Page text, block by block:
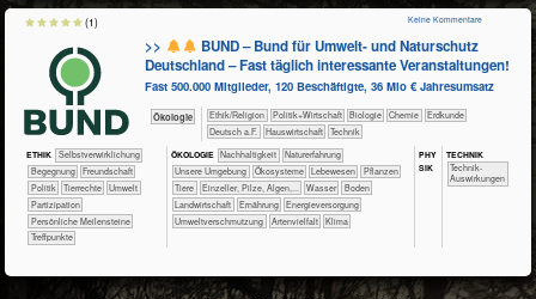
>>
BUND – Bund für Umwelt- und Naturschutz
Deutschland – Fast täglich interessante Veranstaltungen!
Fast 500.000 Mitglieder, 120 Beschäftigte, 36 Mio € Jahresumsatz
​​​​​​​Ökologie ​​​​​​​​​​Ethik/​Religion ​​​​​​​​​Politik+​Wirtschaft ​​​​​​​Biologie ​​​​​Chemie
​​​​​Erdkunde
​​​Deutsch a.F.
​Haus­wirtschaft
​Technik
ETHIK ​​​​​​​​​​​​​​​​​​​​​​​​​​​​​​​​​​​​​​​​Selbst­verwirklichung
​​​​​​​​​​​​Begegnung
​​​​​​​​​​​​Freundschaft
​​​​​​​​​Politik
​​​​​​​​Tierrechte
​​​​​Umwelt
​​​Partizipation
Persönliche Meilensteine
Treffpunkte
ÖKO​LOGIE ​​​​​​​​​​​​​​​Nachhaltigkeit
​​​​​​​​​​​​​Naturerfahrung
​​​​​​​​​​​​​Unsere Umgebung
​​​​​​​​​​​Ökosysteme ​​​​​​​​​Lebewesen
​​​​​​​​​Pflanzen
​​​​​​​​Tiere
​​​​​​​Einzeller, Pilze, Algen,... ​​​​​​Wasser
​​​​​Boden
​​​​​Landwirtschaft
​​​​Ernährung
​​​Energieversorgung
​​Umweltverschmutzung
Artenvielfalt Klima
PHY​
SIK
TECH​NIK
​​​​​​Technik-
Auswirkungen
Keine Kommentare
(1)